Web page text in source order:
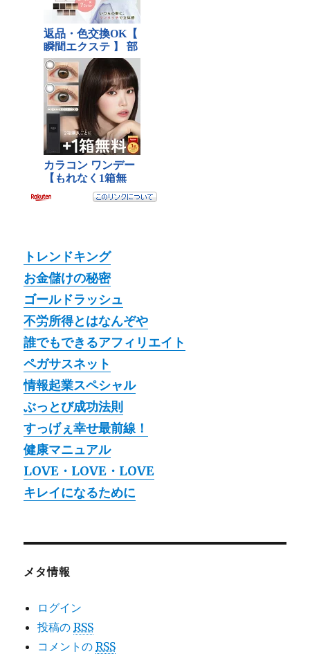
トレンドキング
お金儲けの秘密
ゴールドラッシュ
不労所得とはなんぞや
誰でもできるアフィリエイト
ペガサスネット
情報起業スペシャル
ぶっとび成功法則
すっげぇ幸せ最前線！
健康マニュアル
LOVE・LOVE・LOVE
キレイになるために
メタ情報
ログイン
投稿のRSS
コメントのRSS